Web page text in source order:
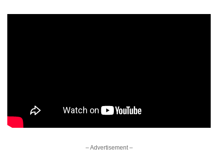
– Advertisement –